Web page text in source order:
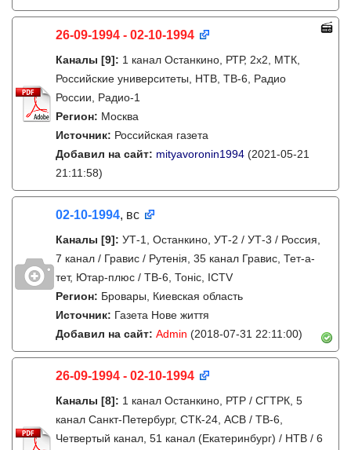
26-09-1994 - 02-10-1994
Каналы [9]: 1 канал Останкино, РТР, 2х2, МТК,
Российские университеты, НТВ, ТВ-6, Радио
России, Радио-1
Регион: Москва
Источник: Российская газета
Добавил на сайт: mityavoronin1994 (2021-05-21
21:11:58)
02-10-1994, вс
Каналы [9]: УТ-1, Останкино, УТ-2 / УТ-3 / Россия,
7 канал / Гравис / Рутенія, 35 канал Гравис, Тет-а-
тет, Ютар-плюс / ТВ-6, Тонiс, ICTV
Регион: Бровары, Киевская область
Источник: Газета Нове життя
Добавил на сайт: Admin (2018-07-31 22:11:00)
26-09-1994 - 02-10-1994
Каналы [8]: 1 канал Останкино, РТР / СГТРК, 5
канал Санкт-Петербург, СТК-24, АСВ / ТВ-6,
Четвертый канал, 51 канал (Екатеринбург) / НТВ / 6